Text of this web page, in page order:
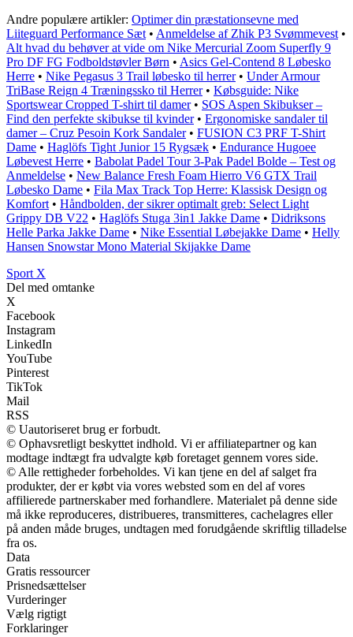
Andre populære artikler: Optimer din præstationsevne med
Liiteguard Performance Sæt • Anmeldelse af Zhik P3 Svømmevest •
Alt hvad du behøver at vide om Nike Mercurial Zoom Superfly 9
Pro DF FG Fodboldstøvler Børn • Asics Gel-Contend 8 Løbesko
Herre • Nike Pegasus 3 Trail løbesko til herrer• Under Armour
TriBase Reign 4 Træningssko til Herrer• Købsguide: Nike
Sportswear Cropped T-shirt til damer• SOS Aspen Skibukser –
Find den perfekte skibukse til kvinder• Ergonomiske sandaler til
damer – Cruz Pesoin Kork Sandaler• FUSION C3 PRF T-Shirt
Dame • Haglöfs Tight Junior 15 Rygsæk • Endurance Hugoee
Løbevest Herre • Babolat Padel Tour 3-Pak Padel Bolde – Test og
Anmeldelse • New Balance Fresh Foam Hierro V6 GTX Trail
Løbesko Dame • Fila Max Track Top Herre: Klassisk Design og
Komfort • Håndbolden, der sikrer optimalt greb: Select Light
Grippy DB V22 • Haglöfs Stuga 3in1 Jakke Dame • Didriksons
Helle Parka Jakke Dame • Nike Essential Løbejakke Dame • Helly
Hansen Snowstar Mono Material Skijakke Dame
Sport X
Del med omtanke
X
Facebook
Instagram
LinkedIn
YouTube
Pinterest
TikTok
Mail
RSS
© Uautoriseret brug er forbudt.
© Ophavsretligt beskyttet indhold. Vi er affiliatepartner og kan
modtage indtægt fra udvalgte køb foretaget gennem vores side.
© Alle rettigheder forbeholdes. Vi kan tjene en del af salget fra
produkter, der er købt via vores websted som en del af vores
affilierede partnerskaber med forhandlere. Materialet på denne side
må ikke reproduceres, distribueres, transmitteres, cachelagres eller
på anden måde bruges, undtagen med forudgående skriftlig tilladelse
fra os.
Data
Gratis ressourcer
Prisnedsættelser
Vurderinger
Vælg rigtigt
Forklaringer